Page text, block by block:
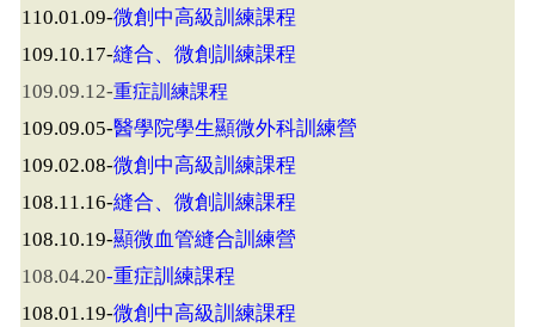
110.01.09-微創中高級訓練課程
109.10.17-縫合、微創訓練課程
109.09.12-重症訓練課程
109.09.05-醫學院學生顯微外科訓練營
109.02.08-微創中高級訓練課程
108.11.16-縫合、微創訓練課程
108.10.19-顯微血管縫合訓練營
108.04.20-重症訓練課程
108.01.19-微創中高級訓練課程